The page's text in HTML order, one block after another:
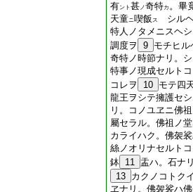
有ント 甚ノ奇特カ 。畢
天童ニ喫飯 ス
シル
特人ノタメニスヘ
調度ヲ
9 モチヒ
奇特ノ時節ナリ。
特事ノ現成セルト
コレヲ
10 モテ四
龍王ヲシテ擁護セ
リ。コノユヱニ佛
屬セラル。佛祖ノ
カライハク。佛袈
絲ノオリナセルト
鉢 11 盂ハ。石ナ
13 カクノコトク
ヱナリ。佛袈裟ハ